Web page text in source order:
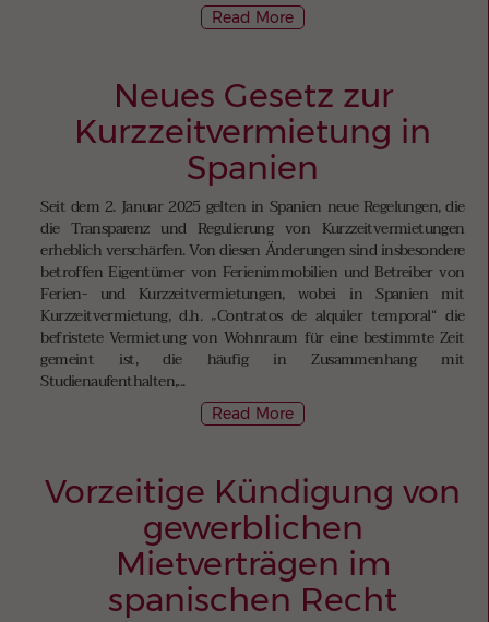
Read More
Neues Gesetz zur
Kurzzeitvermietung in
Spanien
Seit dem 2. Januar 2025 gelten in Spanien neue Regelungen, die
die Transparenz und Regulierung von Kurzzeitvermietungen
erheblich verschärfen. Von diesen Änderungen sind insbesondere
betroffen Eigentümer von Ferienimmobilien und Betreiber von
Ferien- und Kurzzeitvermietungen, wobei in Spanien mit
Kurzzeitvermietung, d.h. „Contratos de alquiler temporal“ die
befristete Vermietung von Wohnraum für eine bestimmte Zeit
gemeint ist, die häufig in Zusammenhang mit
Studienaufenthalten,...
Read More
Vorzeitige Kündigung von
gewerblichen
Mietverträgen im
spanischen Recht